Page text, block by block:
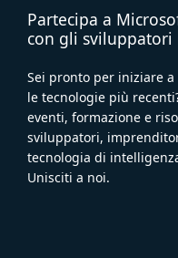
Partecipa a
con gli sviluppatori
Sei pronto per iniziare
le tecnologie più
eventi, formazione e
sviluppatori,
tecnologia di
Unisciti a noi.